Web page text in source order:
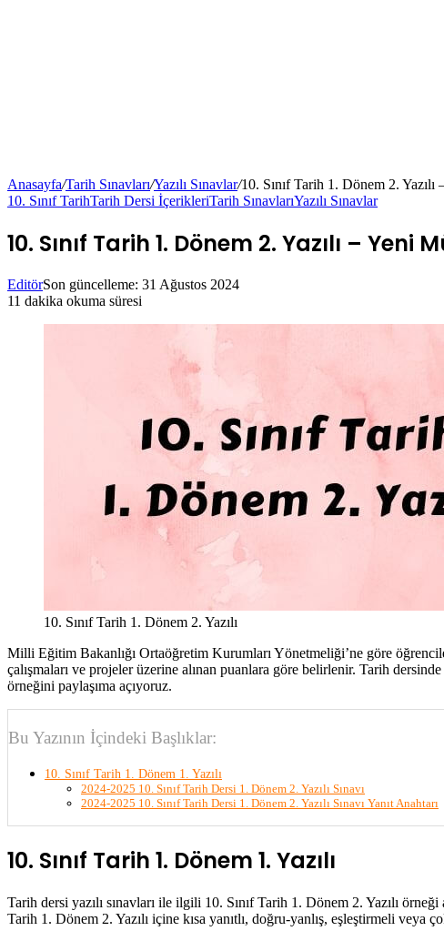
Anasayfa/Tarih Sınavları/Yazılı Sınavlar/10. Sınıf Tarih 1. Dönem 2.
10. Sınıf TarihTarih Dersi İçerikleriTarih SınavlarıYazılı Sınavlar
10. Sınıf Tarih 1. Dönem 2. Yazılı –
EditörSon güncelleme: 31 Ağustos 2024
11 dakika okuma süresi
10. Sınıf Tarih 1. Dönem 2. Yazılı
Milli Eğitim Bakanlığı Ortaöğretim Kurumları Yönetmeliği’ne göre
çalışmaları ve projeler üzerine alınan puanlara göre belirlenir. Tarih
örneğini paylaşıma açıyoruz.
Bu Yazının İçindeki Başlıklar:
10. Sınıf Tarih 1. Dönem 1. Yazılı
2024-2025 10. Sınıf Tarih Dersi 1. Dönem 2. Yazılı Sınavı
2024-2025 10. Sınıf Tarih Dersi 1. Dönem 2. Yazılı Sınavı Yanıt Anahtarı
10. Sınıf Tarih 1. Dönem 1. Yazılı
Tarih dersi yazılı sınavları ile ilgili 10. Sınıf Tarih 1. Dönem 2. Yazılı
Tarih 1. Dönem 2. Yazılı içine kısa yanıtlı, doğru-yanlış, eşleştirmeli veya